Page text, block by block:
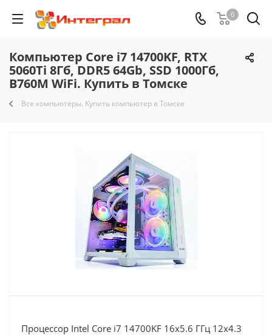
0
Компьютер Core i7 14700KF, RTX
5060Ti 8Гб, DDR5 64Gb, SSD 1000Гб,
B760M WiFi. Купить в Томске
Все компьютеры. Купить компьютер в Томске
Процессор Intel Core i7 14700KF 16x5.6 ГГц 12x4.3